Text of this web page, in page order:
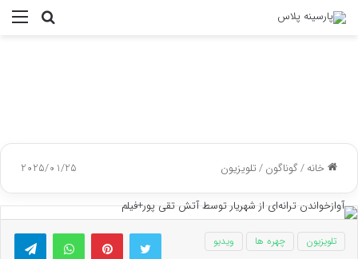
جستجو
خانه/گوناگون/تلویزیون 2025/01/25
توییتر پینتریستواتس آپ
تلویزیون چهره ها ویدیو